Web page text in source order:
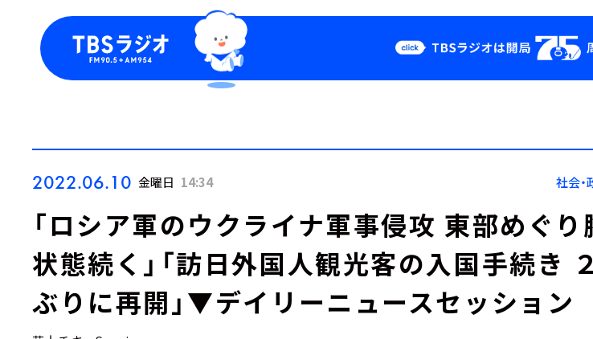
Podcast
YouTube
会社情報
2022.06.10 金曜日 14:34 社会・
「ロシア軍のウクライナ軍事侵攻 東部めぐり
状態続く」「訪日外国人観光客の入国手続き
ぶりに再開」▼デイリーニュースセッション